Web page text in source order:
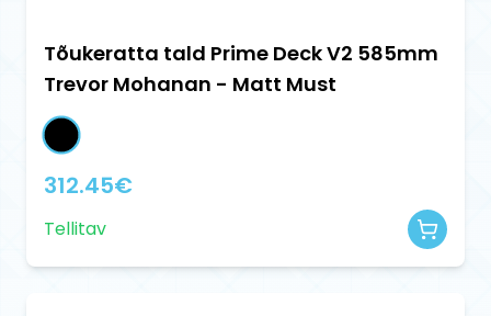
Tõukeratta tald Prime Deck V2 585mm
Trevor Mohanan - Matt Must
312.45€
Tellitav